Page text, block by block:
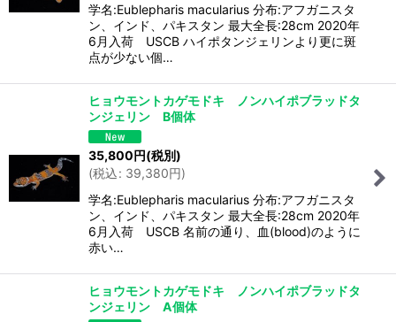
学名:Eublepharis macularius 分布:アフガニスタ
ン、インド、パキスタン 最大全長:28cm 2020年
6月入荷 USCB ハイポタンジェリンより更に斑
点が少ない個…
ヒョウモントカゲモドキ ノンハイポブラッドタ
ンジェリン B個体
35,800円(税別)
(税込: 39,380円)
学名:Eublepharis macularius 分布:アフガニスタ
ン、インド、パキスタン 最大全長:28cm 2020年
6月入荷 USCB 名前の通り、血(blood)のように
赤い…
ヒョウモントカゲモドキ ノンハイポブラッドタ
ンジェリン A個体